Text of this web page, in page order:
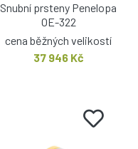
Snubní prsteny Penelopa
OE-322
cena běžných velikostí
37 946 Kč